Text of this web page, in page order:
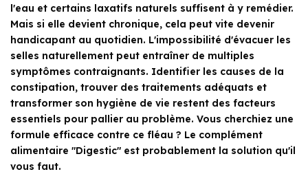
l'eau et certains laxatifs naturels suffisent à y remédier.
Mais si elle devient chronique, cela peut vite devenir
handicapant au quotidien. L'impossibilité d'évacuer les
selles naturellement peut entraîner de multiples
symptômes contraignants. Identifier les causes de la
constipation, trouver des traitements adéquats et
transformer son hygiène de vie restent des facteurs
essentiels pour pallier au problème. Vous cherchiez une
formule efficace contre ce fléau ? Le complément
alimentaire "Digestic" est probablement la solution qu'il
vous faut.